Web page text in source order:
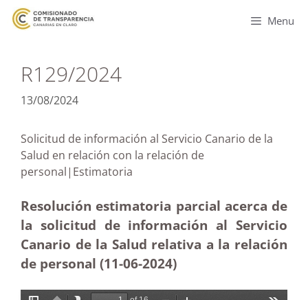
Menu
R129/2024
13/08/2024
Solicitud de información al Servicio Canario de la
Salud en relación con la relación de
personal|Estimatoria
Resolución estimatoria parcial acerca de
la solicitud de información al Servicio
Canario de la Salud relativa a la relación
de personal (11-06-2024)